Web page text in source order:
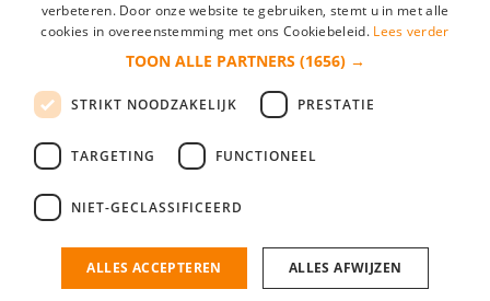
*
login gegevens onthouden
login
Bedrijf aanmelden
nieuwe collega/werknemer zo gevonden!
verbeteren. Door onze website te gebruiken, stemt u in met alle
cookies in overeenstemming met ons Cookiebeleid. Lees verder
TOON ALLE PARTNERS (1656) →
STRIKT NOODZAKELIJK PRESTATIE
TARGETING FUNCTIONEEL
NIET-GECLASSIFICEERD
ALLES ACCEPTEREN ALLES AFWIJZEN